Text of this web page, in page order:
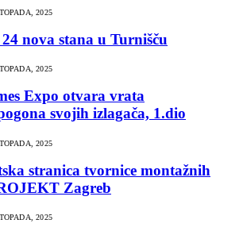
2025
nova stana u Turnišču
2025
Expo otvara vrata
svojih izlagača, 1.dio
2025
stranica tvornice montažnih
Zagreb
2025